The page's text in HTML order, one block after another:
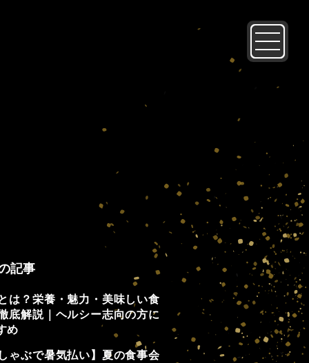
記事
は？栄養・魅力・美味しい食
底解説｜ヘルシー志向の方に
め
ゃぶで暑気払い】夏の食事会